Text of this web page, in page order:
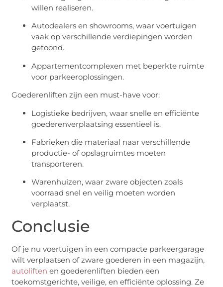
willen realiseren.
Autodealers en showrooms, waar voertuigen
vaak op verschillende verdiepingen worden
getoond.
Appartementcomplexen met beperkte ruimte
voor parkeeroplossingen.
Goederenliften zijn een must-have voor:
Logistieke bedrijven, waar snelle en efficiënte
goederenverplaatsing essentieel is.
Fabrieken die materiaal naar verschillende
productie- of opslagruimtes moeten
transporteren.
Warenhuizen, waar zware objecten zoals
voorraad snel en veilig moeten worden
verplaatst.
Conclusie
Of je nu voertuigen in een compacte parkeergarage
wilt verplaatsen of zware goederen in een magazijn,
autoliften en goederenliften bieden een
toekomstgerichte, veilige, en efficiënte oplossing. Ze